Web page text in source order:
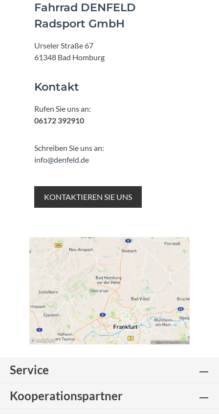
Fahrrad DENFELD
Radsport GmbH
Urseler Straße 67
61348 Bad Homburg
Kontakt
Rufen Sie uns an:
06172 392910
Schreiben Sie uns an:
info@denfeld.de
KONTAKTIEREN SIE UNS
Service
Kooperationspartner